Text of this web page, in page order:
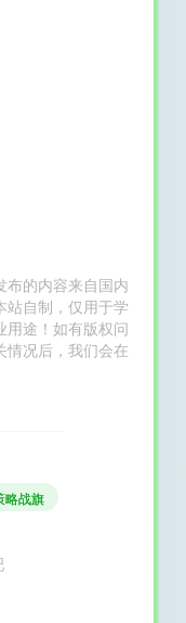
布的内容来自国内
站自制，仅用于学
用途！如有版权问
情况后，我们会在
略战旗